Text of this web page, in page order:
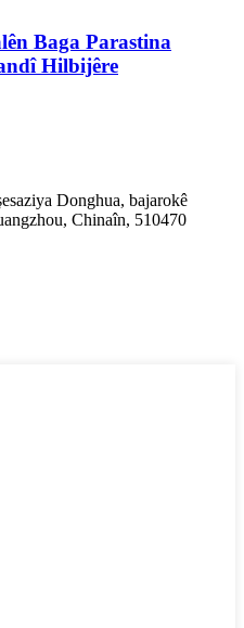
Baga Parastina
Hilbijêre
Donghua, bajarokê
Chinaîn, 510470